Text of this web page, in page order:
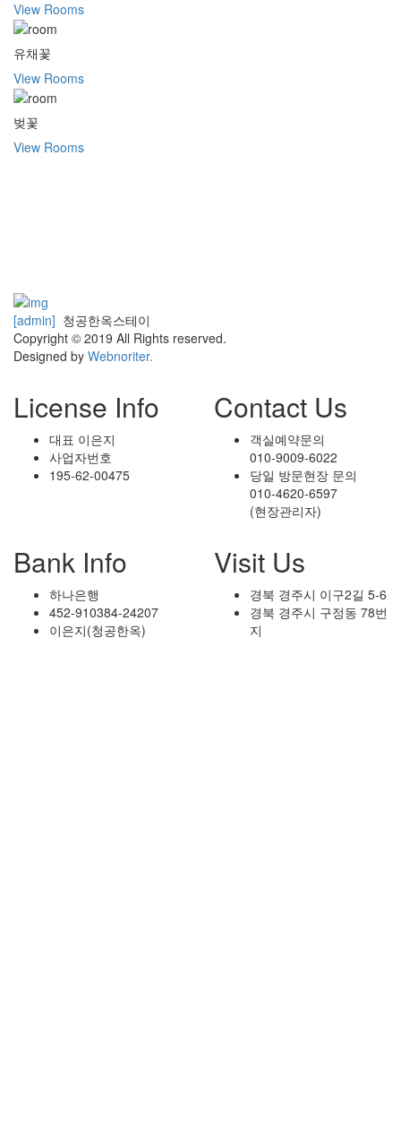
View Rooms
유채꽃
View Rooms
벚꽃
View Rooms
[admin] 청공한옥스테이
Copyright © 2019 All Rights reserved.
Designed by Webnoriter.
License Info
대표 이은지
사업자번호
195-62-00475
Contact Us
객실예약문의
010-9009-6022
당일 방문현장 문의
010-4620-6597
(현장관리자)
Bank Info
하나은행
452-910384-24207
이은지(청공한옥)
Visit Us
경북 경주시 이구2길 5-6
경북 경주시 구정동 78번
지